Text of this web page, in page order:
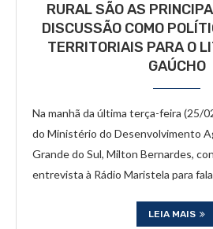
RURAL SÃO AS
DISCUSSÃO COMO
TERRITORIAIS PARA O
GAÚCHO
Na manhã da última terça-feira (25/
do Ministério do Desenvolvimento
Grande do Sul, Milton Bernardes,
entrevista à Rádio Maristela para
LEIA MAIS